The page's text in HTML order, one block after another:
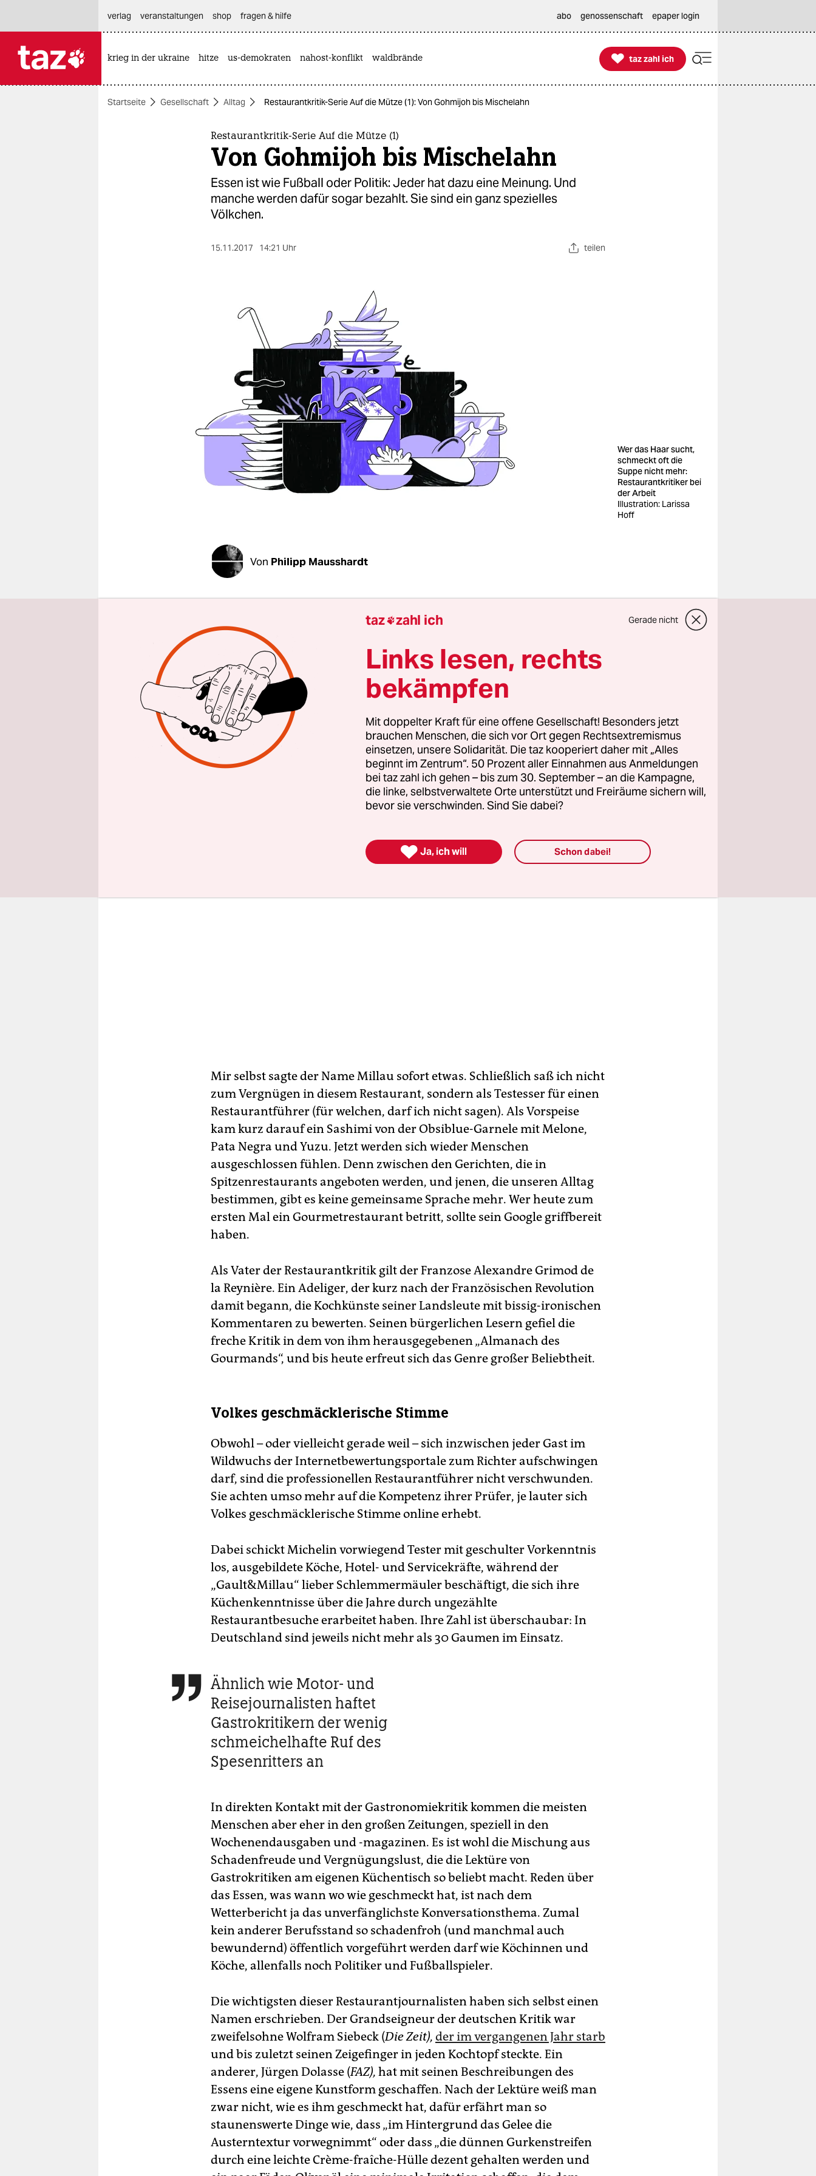
themen
verlag
veranstaltungen shop fragen & hilfe abo genossenschaft epaper login
krieg in der ukraine hitze us-demokraten nahost-konflikt waldbrände 
taz zahl ich
taz zahl ich
Startseite Gesellschaft Alltag Restaurantkritik-Serie Auf die Mütze (1): Von Gohmijoh bis Mischelahn
Restaurantkritik-Serie Auf die Mütze (1)
Von Gohmijoh bis Mischelahn
Essen ist wie Fußball oder Politik: Jeder hat dazu eine Meinung. Und
manche werden dafür sogar bezahlt. Sie sind ein ganz spezielles
Völkchen.
15.11.2017 14:21 Uhr teilen
Wer das Haar sucht,
schmeckt oft die
Suppe nicht mehr:
Restaurantkritiker bei
der Arbeit
Illustration: Larissa
Hoff
Von Philipp Mausshardt
Die Todesnachricht von Christian Millau las ich beim Mittagessen. Ich
saß an einem Tisch in einem hervorragenden Restaurant, mein Blick
schweifte über die Tannen des Nordschwarzwaldes, und in meinem
Mund klang noch der „Gruß aus der Küche“ nach, ein
Tomatenschaumsüppchen mit Basilikumsorbet, als mir die Meldung
in der Tageszeitung entgegenschlug.
Wobei ich vermute: Den meisten von Ihnen sagt der Namen gar nichts.
Oder es klickt nur in einem ganz bestimmten Sinnzusammenhang im
Gehirn: „Gault&Millau“ bzw. „der Gohmijoh“. Denn auch wenn ihn nur
wenige richtig aussprechen können: der Gohmijoh war und ist
zusammen mit dem Mischelahn (Michelin) der wichtigste
Mir selbst sagte der Name Millau sofort etwas. Schließlich saß ich nicht
zum Vergnügen in diesem Restaurant, sondern als Testesser für einen
Restaurantführer (für welchen, darf ich nicht sagen). Als Vorspeise
kam kurz darauf ein Sashimi von der Obsiblue-Garnele mit Melone,
Pata Negra und Yuzu. Jetzt werden sich wieder Menschen
ausgeschlossen fühlen. Denn zwischen den Gerichten, die in
Spitzenrestaurants angeboten werden, und jenen, die unseren Alltag
bestimmen, gibt es keine gemeinsame Sprache mehr. Wer heute zum
ersten Mal ein Gourmetrestaurant betritt, sollte sein Google griffbereit
haben.
Als Vater der Restaurantkritik gilt der Franzose Alexandre Grimod de
la Rey­nière. Ein Adeliger, der kurz nach der Französischen Revolution
damit begann, die Kochkünste seiner Landsleute mit bissig-ironischen
Kommentaren zu bewerten. Seinen bürgerlichen Lesern gefiel die
freche Kritik in dem von ihm herausgegebenen „Almanach des
Gourmands“, und bis heute erfreut sich das Genre großer Beliebtheit.
Volkes geschmäcklerische Stimme
Obwohl – oder vielleicht gerade weil – sich inzwischen jeder Gast im
Wildwuchs der Internetbewertungsportale zum Richter aufschwingen
darf, sind die professionellen Restaurantführer nicht verschwunden.
Sie achten umso mehr auf die Kompetenz ihrer Prüfer, je lauter sich
Volkes geschmäcklerische Stimme online erhebt.
Dabei schickt Michelin vorwiegend Tester mit geschulter Vorkenntnis
los, ausgebildete Köche, Hotel- und Servicekräfte, während der
„Gault&Millau“ lieber Schlemmermäuler beschäftigt, die sich ihre
Küchenkenntnisse über die Jahre durch ungezählte
Restaurantbesuche erarbeitet haben. Ihre Zahl ist überschaubar: In
Deutschland sind jeweils nicht mehr als 30 Gaumen im Einsatz.
 Ähnlich wie Motor- und
Reisejournalisten haftet
Gastrokritikern der wenig
schmeichelhafte Ruf des
Spesenritters an
In direkten Kontakt mit der Gastronomiekritik kommen die meisten
Menschen aber eher in den großen Zeitungen, speziell in den
Wochenendausgaben und -magazinen. Es ist wohl die Mischung aus
Schadenfreude und Vergnügungslust, die die Lektüre von
Gastrokritiken am eigenen Küchentisch so beliebt macht. Reden über
das Essen, was wann wo wie geschmeckt hat, ist nach dem
Wetterbericht ja das unverfänglichste Konversationsthema. Zumal
kein anderer Berufsstand so schadenfroh (und manchmal auch
bewundernd) öffentlich vorgeführt werden darf wie Köchinnen und
Köche, allenfalls noch Politiker und Fußballspieler.
Die wichtigsten dieser Restaurantjournalisten haben sich selbst einen
Namen erschrieben. Der Grandseigneur der deutschen Kritik war
zweifelsohne Wolfram Siebeck (Die Zeit), der im vergangenen Jahr starb
und bis zuletzt seinen Zeigefinger in jeden Kochtopf steckte. Ein
anderer, Jürgen Dolasse (FAZ), hat mit seinen Beschreibungen des
Essens eine eigene Kunstform geschaffen. Nach der Lektüre weiß man
zwar nicht, wie es ihm geschmeckt hat, dafür erfährt man so
staunenswerte Dinge wie, dass „im Hintergrund das Gelee die
Austerntextur vorwegnimmt“ oder dass „die dünnen Gurkenstreifen
durch eine leichte Crème-fraîche-Hülle dezent gehalten werden und
taz zahl ich Gerade nicht
Links lesen, rechts
bekämpfen
Mit doppelter Kraft für eine offene Gesellschaft! Besonders jetzt
brauchen Menschen, die sich vor Ort gegen Rechtsextremismus
einsetzen, unsere Solidarität. Die taz kooperiert daher mit „Alles
beginnt im Zentrum“. 50 Prozent aller Einnahmen aus Anmeldungen
bei taz zahl ich gehen – bis zum 30. September – an die Kampagne,
die linke, selbstverwaltete Orte unterstützt und Freiräume sichern will,
bevor sie verschwinden. Sind Sie dabei?
 Ja, ich will Schon dabei!